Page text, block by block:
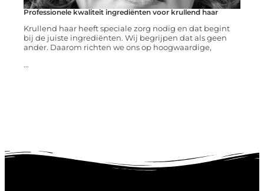
Professionele kwaliteit ingrediënten voor krullend haar
Krullend haar heeft speciale zorg nodig en dat begint
bij de juiste ingrediënten. Wij begrijpen dat als geen
ander. Daarom richten we ons op hoogwaardige,
...